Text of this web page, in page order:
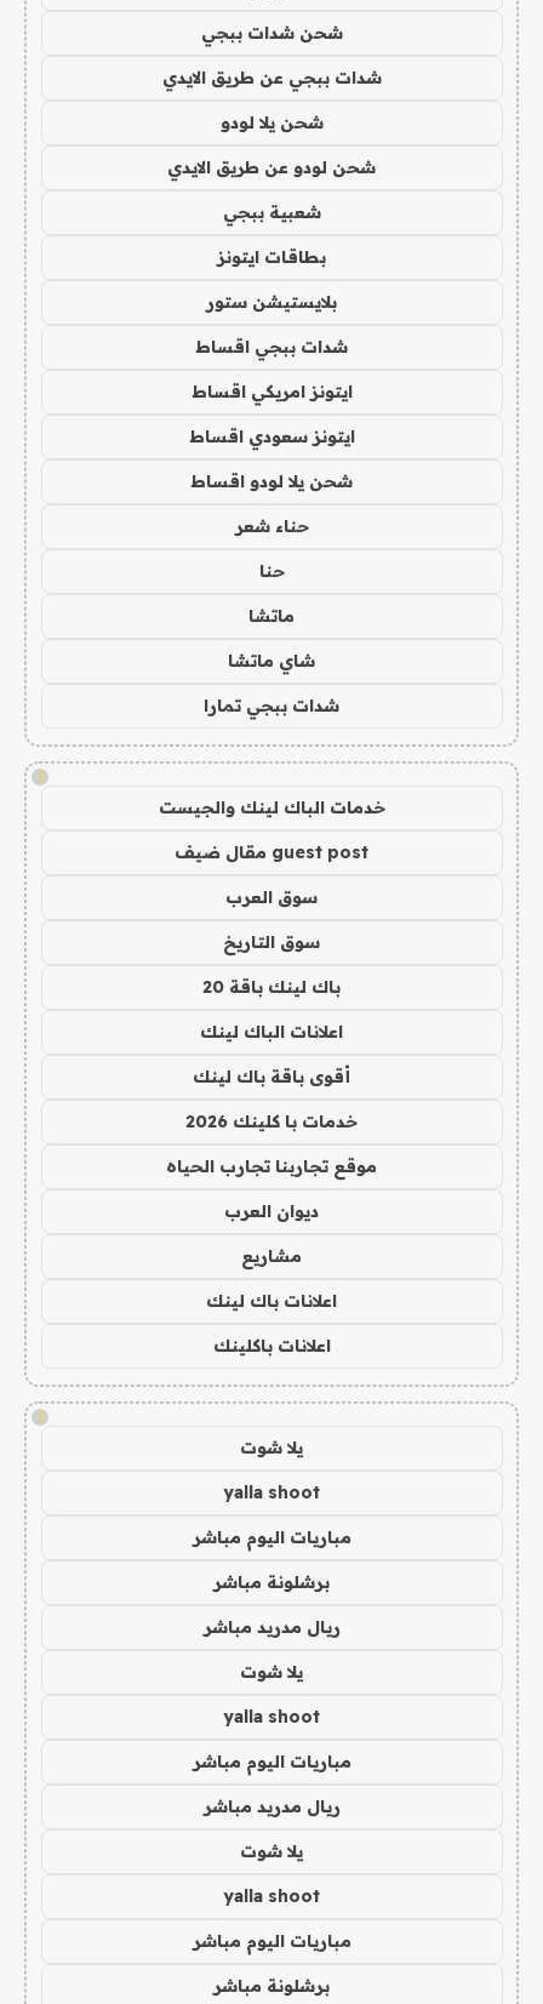
شحن شدات ببجي
شدات ببجي عن طريق الايدي
شحن يلا لودو
شحن لودو عن طريق الايدي
شعبية ببجي
بطاقات ايتونز
بلايستيشن ستور
شدات ببجي اقساط
ايتونز امريكي اقساط
ايتونز سعودي اقساط
شحن يلا لودو اقساط
حناء شعر
حنا
ماتشا
شاي ماتشا
شدات ببجي تمارا
!
خدمات الباك لينك والجيست
guest post مقال ضيف
سوق العرب
سوق التاريخ
باك لينك باقة 20
اعلانات الباك لينك
أقوى باقة باك لينك
خدمات با كلينك 2026
موقع تجاربنا تجارب الحياه
ديوان العرب
مشاريع
اعلانات باك لينك
اعلانات باكلينك
!
يلا شوت
yalla shoot
مباريات اليوم مباشر
برشلونة مباشر
ريال مدريد مباشر
يلا شوت
yalla shoot
مباريات اليوم مباشر
ريال مدريد مباشر
يلا شوت
yalla shoot
مباريات اليوم مباشر
برشلونة مباشر